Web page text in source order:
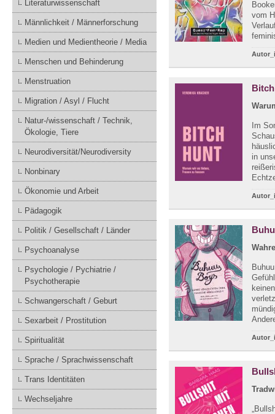
Literaturwissenschaft
Männlichkeit / Männerforschung
Medien und Medientheorie / Media
Menschen und Behinderung
Menstruation
Migration / Asyl / Flucht
Natur-/wissenschaft / Technik,
Ökologie, Tiere
Neurodiversität/Neurodiversity
Nonbinary
Ökonomie und Arbeit
Pädagogik
Politik / Gesellschaft / Länder
Psychoanalyse
Psychologie / Pychiatrie /
Psychotherapie
Schwangerschaft / Geburt
Sexarbeit / Prostitution
Spiritualität
Sprache / Sprachwissenschaft
Trans Identitäten
Wechseljahre
vom
Im
in